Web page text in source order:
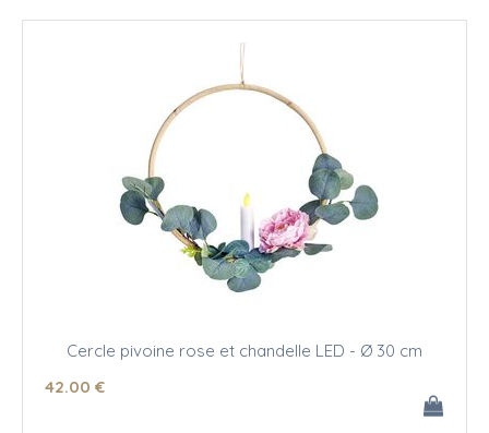
Cercle pivoine rose et chandelle LED - Ø 30 cm
42.00 €